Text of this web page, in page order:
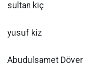
sultan kiç
yusuf kiz
Abudulsamet Döver